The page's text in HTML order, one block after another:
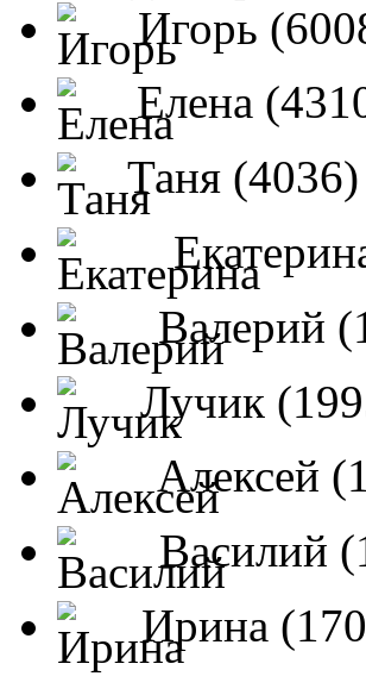
Игорь
Елена
Таня (4036)
Валерий
Лучик
Алексей
Василий
Ирина